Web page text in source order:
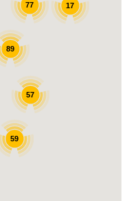
77
59
89
17
57